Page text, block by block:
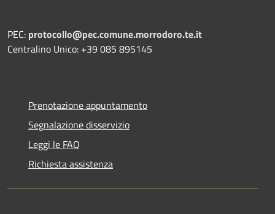
PEC: protocollo@pec.comune.morrodoro.te.it
Centralino Unico: +39 085 895145
Prenotazione appuntamento
Segnalazione disservizio
Leggi le FAQ
Richiesta assistenza